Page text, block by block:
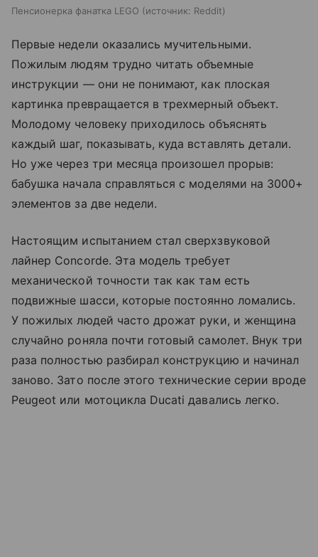
Пенсионерка фанатка LEGO источник: Reddit
Первые недели оказались мучительными.
Пожилым людям трудно читать объемные
инструкции — они не понимают, как плоская
картинка превращается в трехмерный объект.
Молодому человеку приходилось объяснять
каждый шаг, показывать, куда вставлять детали.
Но уже через три месяца произошел прорыв:
бабушка начала справляться с моделями на 3000+
элементов за две недели.
Настоящим испытанием стал сверхзвуковой
лайнер Concorde. Эта модель требует
механической точности так как там есть
подвижные шасси, которые постоянно ломались.
У пожилых людей часто дрожат руки, и женщина
случайно роняла почти готовый самолет. Внук три
раза полностью разбирал конструкцию и начинал
заново. Зато после этого технические серии вроде
Peugeot или мотоцикла Ducati давались легко.